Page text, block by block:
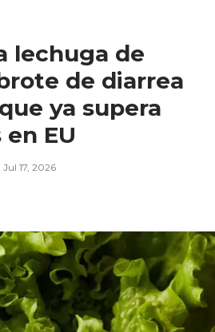
lechuga de
de diarrea
ya supera
en EU
Jul 17, 2026